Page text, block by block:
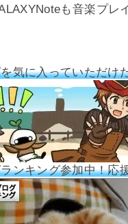
も音楽プレ
気に入っていただけ
ンキング参加中！応